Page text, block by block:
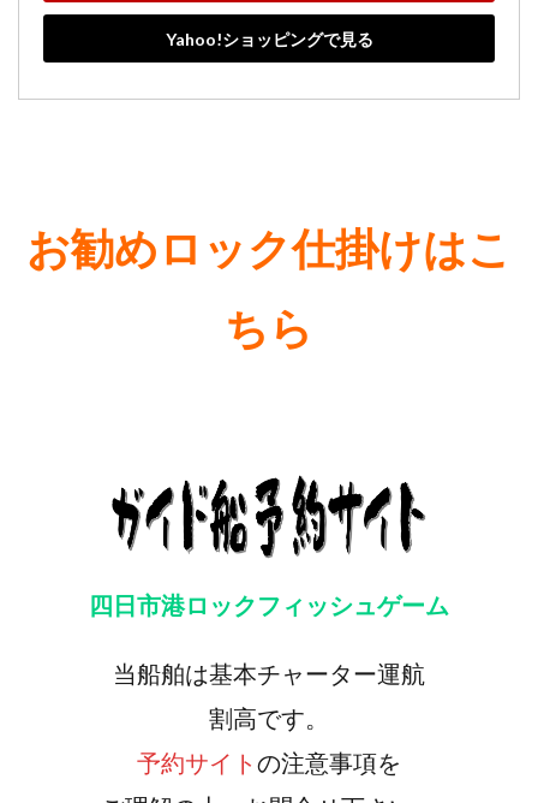
Yahoo!ショッピングで見る
お勧めロック仕掛けはこ
ちら
四日市港ロックフィッシュゲーム
当船舶は基本チャーター運航
割高です。
予約サイト の注意事項を